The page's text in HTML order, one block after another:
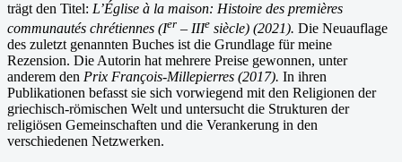
trägt den Titel: L’Église à la maison: Histoire des premières
communautés chrétiennes (Ier – IIIe siècle) (2021). Die Neuauflage
des zuletzt genannten Buches ist die Grundlage für meine
Rezension. Die Autorin hat mehrere Preise gewonnen, unter
anderem den Prix François-Millepierres (2017). In ihren
Publikationen befasst sie sich vorwiegend mit den Religionen der
griechisch-römischen Welt und untersucht die Strukturen der
religiösen Gemeinschaften und die Verankerung in den
verschiedenen Netzwerken.